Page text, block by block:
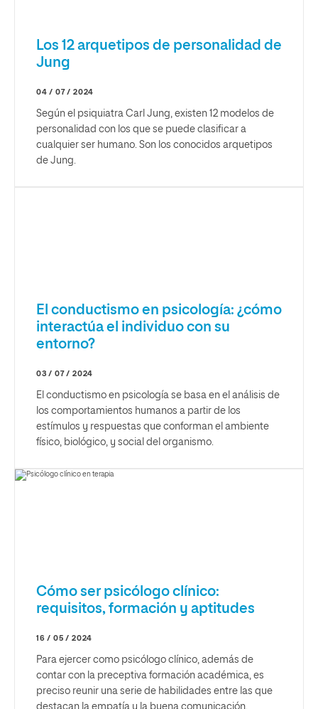
Los 12 arquetipos de personalidad de
Jung
04 / 07 / 2024
Según el psiquiatra Carl Jung, existen 12 modelos de
personalidad con los que se puede clasificar a
cualquier ser humano. Son los conocidos arquetipos
de Jung.
El conductismo en psicología: ¿cómo
interactúa el individuo con su
entorno?
03 / 07 / 2024
El conductismo en psicología se basa en el análisis de
los comportamientos humanos a partir de los
estímulos y respuestas que conforman el ambiente
físico, biológico, y social del organismo.
Cómo ser psicólogo clínico:
requisitos, formación y aptitudes
16 / 05 / 2024
Para ejercer como psicólogo clínico, además de
contar con la preceptiva formación académica, es
preciso reunir una serie de habilidades entre las que
destacan la empatía y la buena comunicación.